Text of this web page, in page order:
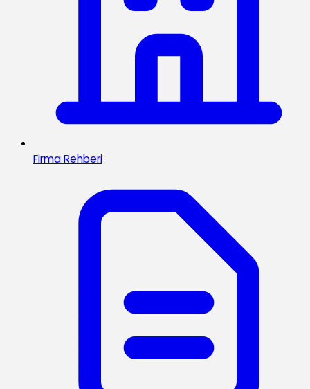
Firma Rehberi